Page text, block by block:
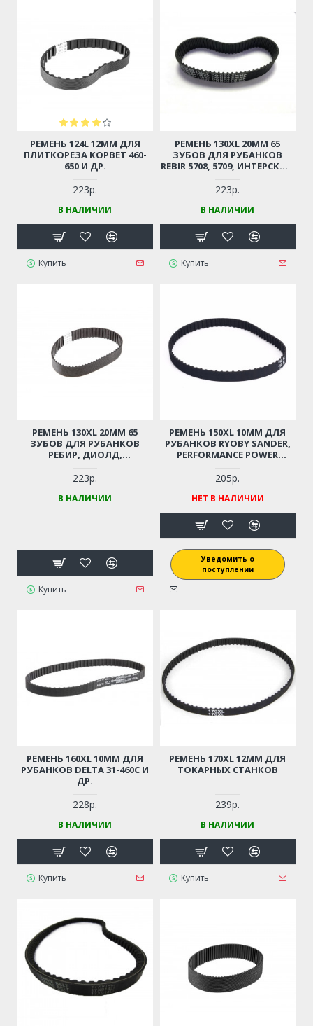
РЕМЕНЬ 124L 12ММ ДЛЯ
ПЛИТКОРЕЗА КОРВЕТ 460-
650 И ДР.
223р.
В НАЛИЧИИ
Купить
РЕМЕНЬ 130XL 20ММ 65
ЗУБОВ ДЛЯ РУБАНКОВ
REBIR 5708, 5709, ИНТЕРСКОЛ
РУБАНКОВ, ДИОЛД РЭ 2000,
STURM P1020-76, РУБАНОК
МОСКВА, КАЛИБР РЭ-1200 И
ДР.
223р.
В НАЛИЧИИ
Купить
РЕМЕНЬ 130XL 20ММ 65
ЗУБОВ ДЛЯ РУБАНКОВ
РЕБИР, ДИОЛД,
ШТУРМ, КАЛИБР,
СОВЕТСКИХ РУБАНКОВ И
ДР.
223р.
В НАЛИЧИИ
Купить
РЕМЕНЬ 150XL 10ММ ДЛЯ
РУБАНКОВ RYOBY SANDER,
PERFORMANCE POWER
ДР.
205р.
НЕТ В НАЛИЧИИ
Уведомить о
поступлении
РЕМЕНЬ 160XL 10ММ ДЛЯ
РУБАНКОВ DELTA 31-460C И
ДР.
228р.
В НАЛИЧИИ
Купить
РЕМЕНЬ 170XL 12ММ ДЛЯ
ТОКАРНЫХ СТАНКОВ
239р.
В НАЛИЧИИ
Купить